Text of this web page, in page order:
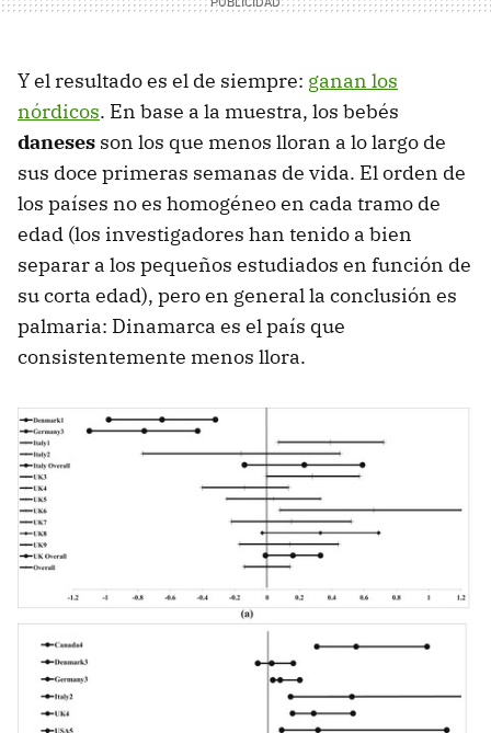
Y el resultado es el de siempre: ganan los
nórdicos. En base a la muestra, los bebés
daneses son los que menos lloran a lo largo de
sus doce primeras semanas de vida. El orden de
los países no es homogéneo en cada tramo de
edad (los investigadores han tenido a bien
separar a los pequeños estudiados en función de
su corta edad), pero en general la conclusión es
palmaria: Dinamarca es el país que
consistentemente menos llora.